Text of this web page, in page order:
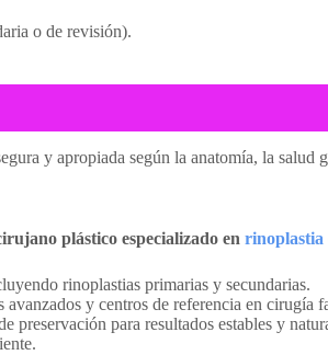
o de revisión).
y apropiada según la anatomía, la salud
plástico especializado en rinoplastia
rinoplastias primarias y secundarias.
y centros de referencia en cirugía
preservación para resultados estables y